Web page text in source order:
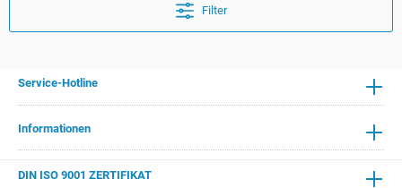
Filter
Informationen
DIN ISO 9001 ZERTIFIKAT
Service-Hotline